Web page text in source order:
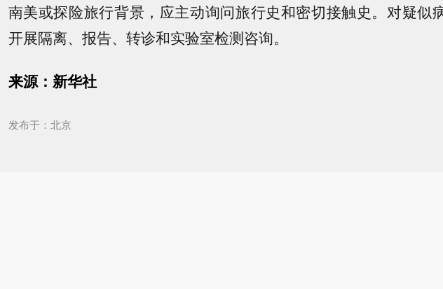
南美或探险旅行背景，应主动询问旅行史和密切接触史。对疑似
开展隔离、报告、转诊和实验室检测咨询。
来源：新华社
发布于：北京